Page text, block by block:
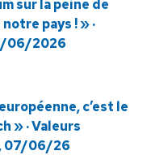
sur la peine de
pays ! » ·
06/2026
c’est le
» · Valeurs
07/06/26